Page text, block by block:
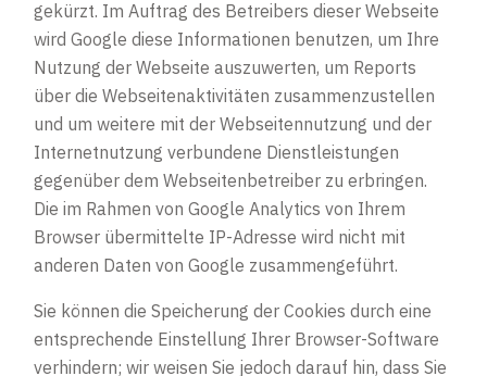
gekürzt. Im Auftrag des Betreibers dieser Webseite
wird Google diese Informationen benutzen, um Ihre
Nutzung der Webseite auszuwerten, um Reports
über die Webseitenaktivitäten zusammenzustellen
und um weitere mit der Webseitennutzung und der
Internetnutzung verbundene Dienstleistungen
gegenüber dem Webseitenbetreiber zu erbringen.
Die im Rahmen von Google Analytics von Ihrem
Browser übermittelte IP-Adresse wird nicht mit
anderen Daten von Google zusammengeführt.
Sie können die Speicherung der Cookies durch eine
entsprechende Einstellung Ihrer Browser-Software
verhindern; wir weisen Sie jedoch darauf hin, dass Sie